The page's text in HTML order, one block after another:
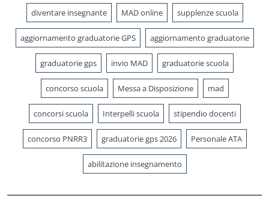
diventare insegnante MAD online supplenze scuola
aggiornamento graduatorie GPS aggiornamento graduatorie
graduatorie gps invio MAD graduatorie scuola
concorso scuola Messa a Disposizione mad
concorsi scuola Interpelli scuola stipendio docenti
concorso PNRR3 graduatorie gps 2026 Personale ATA
abilitazione insegnamento